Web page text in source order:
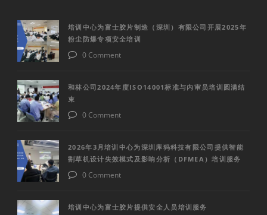
培训中心为富士胶片制造（深圳）有限公司开展2025年
粉尘防爆专项安全培训
0 Comment
和林公司2024年度ISO14001标准与内审员培训圆满结
束
0 Comment
2026年3月培训中心为深圳库犸科技有限公司提供智能
割草机设计失效模式及影响分析（DFMEA）培训服务
0 Comment
培训中心为富士胶片提供安全人员培训服务